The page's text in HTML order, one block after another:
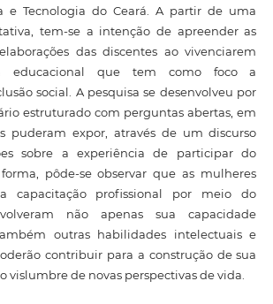
e Tecnologia do Ceará. A partir de uma
tem-se a intenção de apreender as
das discentes ao vivenciarem
educacional que tem como foco a
social. A pesquisa se desenvolveu por
estruturado com perguntas abertas, em
puderam expor, através de um discurso
sobre a experiência de participar do
pôde-se observar que as mulheres
capacitação profissional por meio do
não apenas sua capacidade
outras habilidades intelectuais e
contribuir para a construção de sua
vislumbre de novas perspectivas de vida.